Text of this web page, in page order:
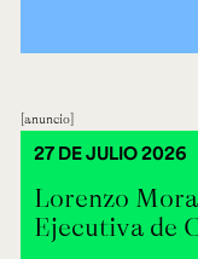
anuncio
Lorenzo
Ejecutiva de
27 DE JULIO 2026